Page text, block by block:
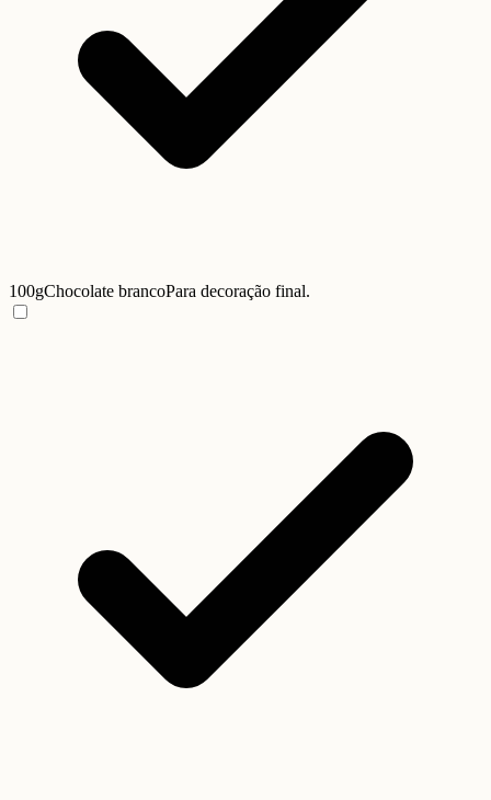
100gChocolate brancoPara decoração final.